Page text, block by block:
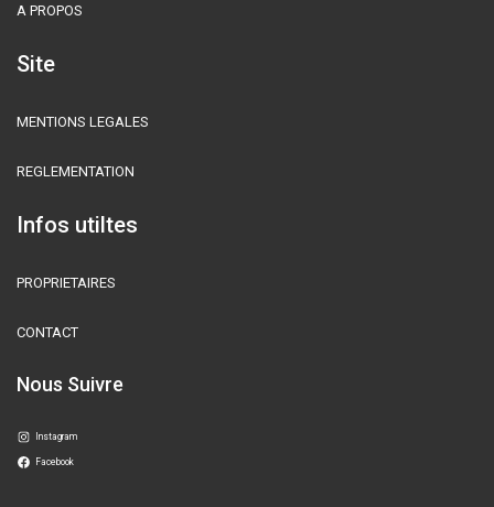
A PROPOS
Site
MENTIONS LEGALES
REGLEMENTATION
Infos utiltes
PROPRIETAIRES
CONTACT
Nous Suivre
Instagram
Facebook